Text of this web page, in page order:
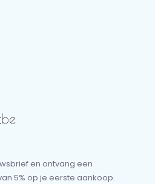
en ontvang een
5% op je eerste aankoop.